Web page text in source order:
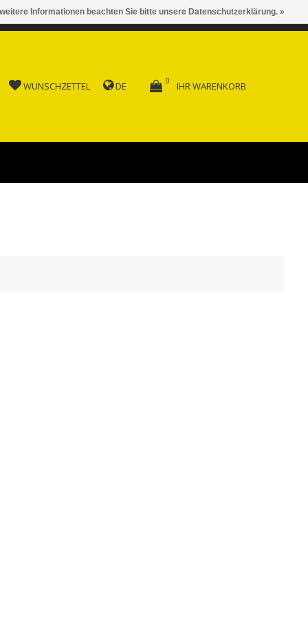
AB FR. 150.00
WUNSCHZETTEL DE IHR WARENKORB
0
Informationen beachten Sie bitte unsere Datenschutzerklärung. »